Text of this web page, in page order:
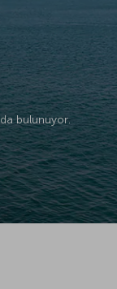
bulunuyor.